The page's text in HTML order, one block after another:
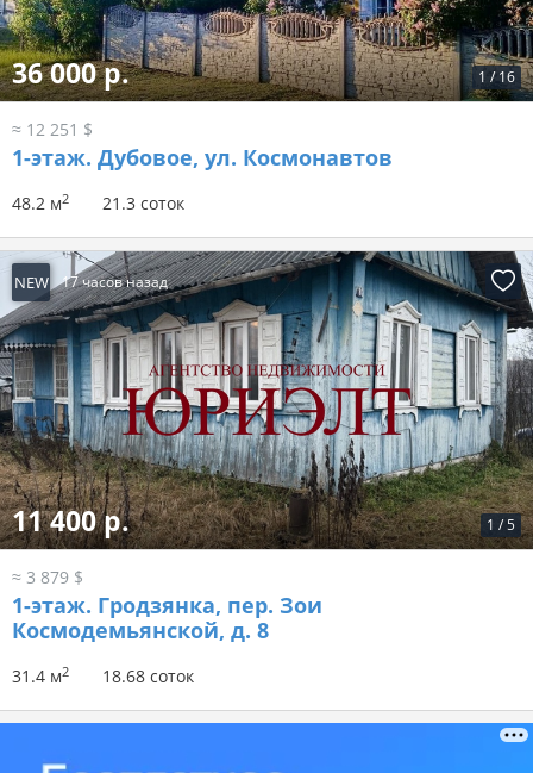
1 /16
36 000 р.
≈ 12 251 $
1-этаж. Дубовое, ул. Космонавтов
48.2 м2 21.3 соток
NEW 17 часов назад
1 /5
11 400 р.
≈ 3 879 $
1-этаж. Гродзянка, пер. Зои
Космодемьянской, д. 8
31.4 м2 18.68 соток